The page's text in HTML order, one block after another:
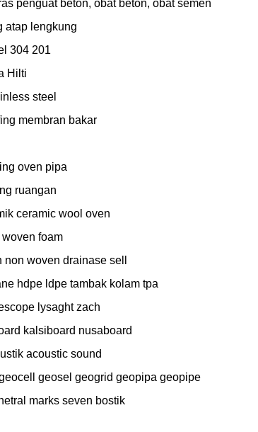
atap lengkung
304 201
Hilti
steel
membran bakar
oven pipa
ruangan
ceramic wool oven
foam
woven drainase sell
hdpe ldpe tambak kolam tpa
lysaght zach
kalsiboard nusaboard
acoustic sound
geosel geogrid geopipa geopipe
marks seven bostik